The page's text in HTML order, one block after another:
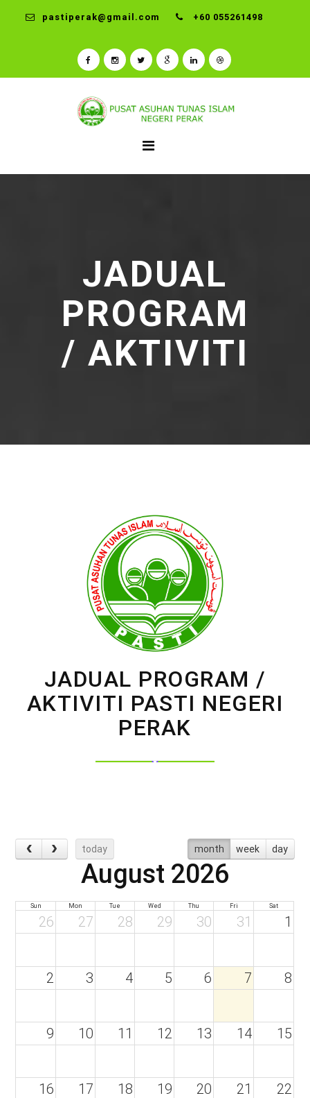
pastiperak@gmail.com +60 055261498
JADUAL
PROGRAM
/ AKTIVITI
JADUAL PROGRAM /
AKTIVITI PASTI NEGERI
PERAK
today month week day
August 2026
Sun Mon Tue Wed Thu Fri Sat
26 27 28 29 30 31 1
2 3 4 5 6 7 8
9 10 11 12 13 14 15
16 17 18 19 20 21 22